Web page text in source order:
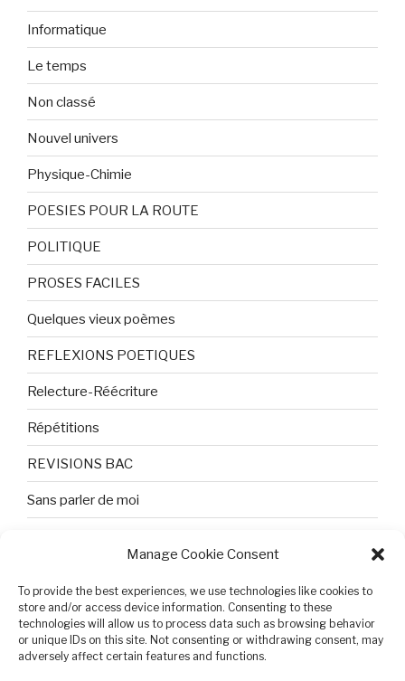
Manage Cookie Consent
To provide the best experiences, we use technologies like cookies to
store and/or access device information. Consenting to these
technologies will allow us to process data such as browsing behavior
or unique IDs on this site. Not consenting or withdrawing consent, may
adversely affect certain features and functions.
Informatique
Le temps
Non classé
Nouvel univers
Physique-Chimie
POESIES POUR LA ROUTE
POLITIQUE
PROSES FACILES
Quelques vieux poèmes
REFLEXIONS POETIQUES
Relecture-Réécriture
Répétitions
REVISIONS BAC
Sans parler de moi
Tristesse et attente
Variable complexe